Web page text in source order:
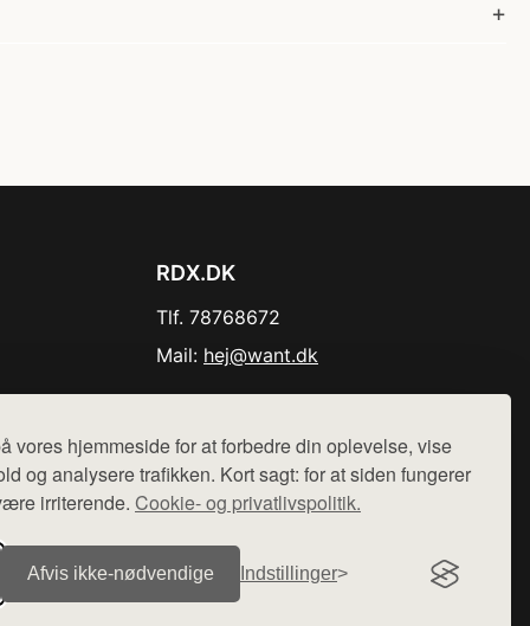
vores hjemmeside for at forbedre din oplevelse, vise
og analysere trafikken. Kort sagt: for at siden fungerer
irriterende. Cookie- og privatlivspolitik.
Afvis ikke‑nødvendige Indstillinger
RDX.DK
Tlf. 78768672
Mail: hej@want.dk
sælges ikke varer fra denne side - vi henviser til de shops,